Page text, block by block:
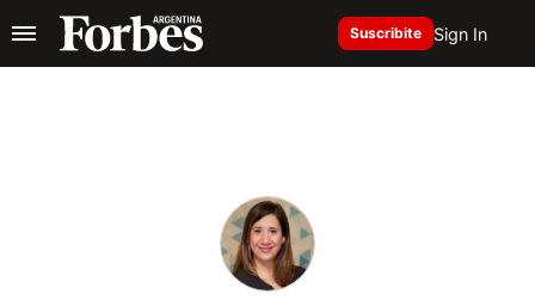
Suscribite Sign In